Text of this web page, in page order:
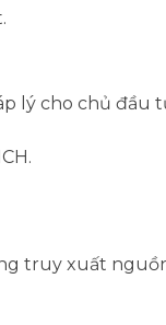
lý cho chủ đầu
truy xuất